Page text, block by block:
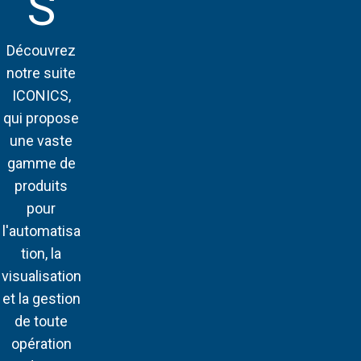
Découvrez
notre suite
ICONICS,
qui propose
une vaste
gamme de
produits
pour
l'automatisa
tion, la
visualisation
et la gestion
de toute
opération